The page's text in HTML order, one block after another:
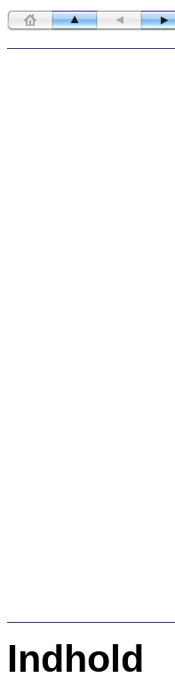
Indhold